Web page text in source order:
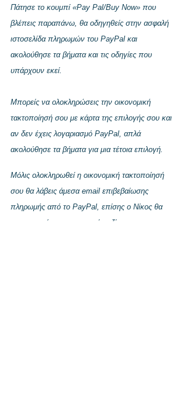
Πάτησε το κουμπί «Pay Pal/Βuy Now» που
βλέπεις παραπάνω, θα οδηγηθείς στην ασφαλή
ιστοσελίδα πληρωμών του PayPal και
ακολούθησε τα βήματα και τις οδηγίες που
υπάρχουν εκεί.
Μπορείς να ολοκληρώσεις την οικονομική
τακτοποίησή σου με κάρτα της επιλογής σου και
αν δεν έχεις λογαριασμό PayPal, απλά
ακολούθησε τα βήματα για μια τέτοια επιλογή.
Μόλις ολοκληρωθεί η οικονομική τακτοποίησή
σου θα λάβεις άμεσα email επιβεβαίωσης
πληρωμής από το PayPal, επίσης ο Νίκος θα
επικοινωνήσει προσωπικά μαζί σου για να